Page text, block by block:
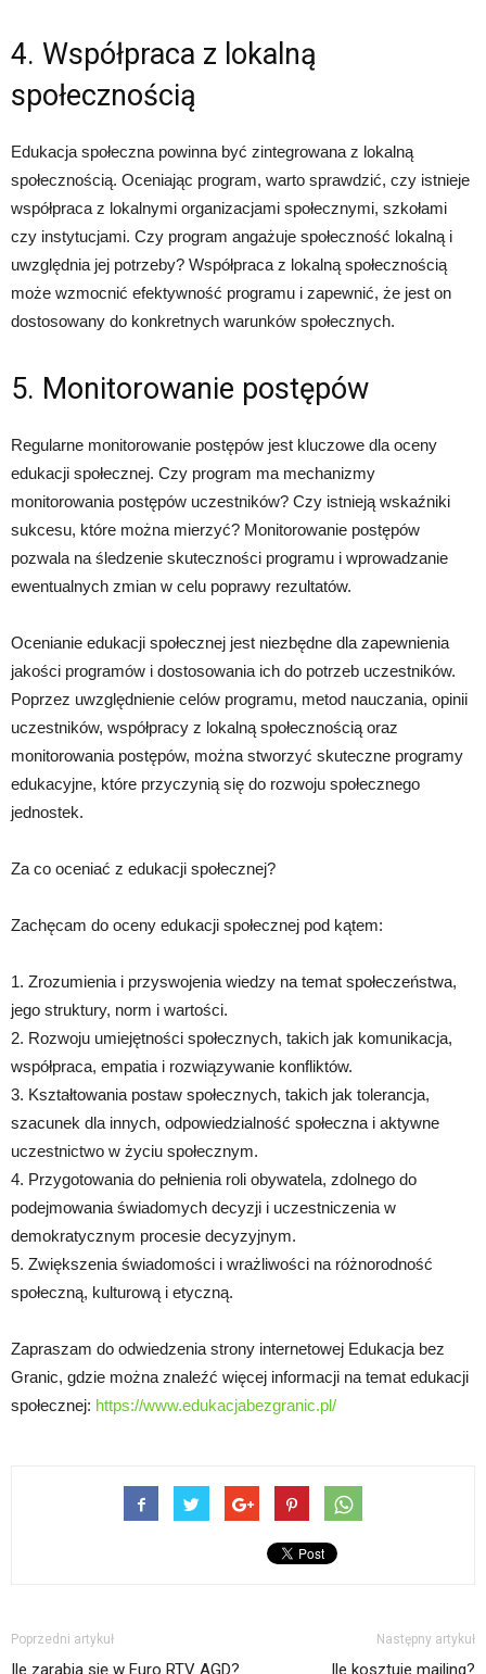
4. Współpraca z lokalną
społecznością
Edukacja społeczna powinna być zintegrowana z lokalną
społecznością. Oceniając program, warto sprawdzić, czy istnieje
współpraca z lokalnymi organizacjami społecznymi, szkołami
czy instytucjami. Czy program angażuje społeczność lokalną i
uwzględnia jej potrzeby? Współpraca z lokalną społecznością
może wzmocnić efektywność programu i zapewnić, że jest on
dostosowany do konkretnych warunków społecznych.
5. Monitorowanie postępów
Regularne monitorowanie postępów jest kluczowe dla oceny
edukacji społecznej. Czy program ma mechanizmy
monitorowania postępów uczestników? Czy istnieją wskaźniki
sukcesu, które można mierzyć? Monitorowanie postępów
pozwala na śledzenie skuteczności programu i wprowadzanie
ewentualnych zmian w celu poprawy rezultatów.
Ocenianie edukacji społecznej jest niezbędne dla zapewnienia
jakości programów i dostosowania ich do potrzeb uczestników.
Poprzez uwzględnienie celów programu, metod nauczania, opinii
uczestników, współpracy z lokalną społecznością oraz
monitorowania postępów, można stworzyć skuteczne programy
edukacyjne, które przyczynią się do rozwoju społecznego
jednostek.
Za co oceniać z edukacji społecznej?
Zachęcam do oceny edukacji społecznej pod kątem:
1. Zrozumienia i przyswojenia wiedzy na temat społeczeństwa,
jego struktury, norm i wartości.
2. Rozwoju umiejętności społecznych, takich jak komunikacja,
współpraca, empatia i rozwiązywanie konfliktów.
3. Kształtowania postaw społecznych, takich jak tolerancja,
szacunek dla innych, odpowiedzialność społeczna i aktywne
uczestnictwo w życiu społecznym.
4. Przygotowania do pełnienia roli obywatela, zdolnego do
podejmowania świadomych decyzji i uczestniczenia w
demokratycznym procesie decyzyjnym.
5. Zwiększenia świadomości i wrażliwości na różnorodność
społeczną, kulturową i etyczną.
Zapraszam do odwiedzenia strony internetowej Edukacja bez
Granic, gdzie można znaleźć więcej informacji na temat edukacji
społecznej: https://www.edukacjabezgranic.pl/
Poprzedni artykuł
Ile zarabia się w Euro RTV AGD?
Następny artykuł
Ile kosztuje mailing?